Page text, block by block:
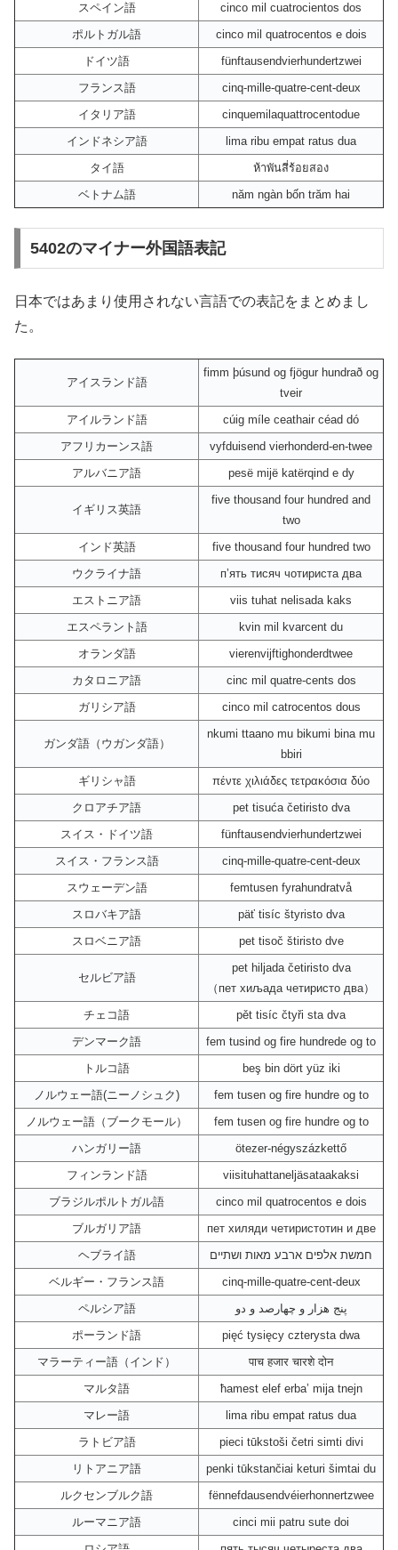
スペイン語
cinco mil cuatrocientos dos
ポルトガル語
cinco mil quatrocentos e dois
ドイツ語
fünftausendvierhundertzwei
フランス語
cinq-mille-quatre-cent-deux
イタリア語
cinquemilaquattrocentodue
インドネシア語
lima ribu empat ratus dua
タイ語
ห้าพันสี่ร้อยสอง
ベトナム語
năm ngàn bốn trăm hai
5402のマイナー外国語表記
日本ではあまり使用されない言語での表記をまとめまし
た。
アイスランド語
fimm þúsund og fjögur hundrað og
tveir
アイルランド語
cúig míle ceathair céad dó
アフリカーンス語
vyfduisend vierhonderd-en-twee
アルバニア語
pesë mijë katërqind e dy
イギリス英語
five thousand four hundred and
two
インド英語
five thousand four hundred two
ウクライナ語
пʼять тисяч чотириста два
エストニア語
viis tuhat nelisada kaks
エスペラント語
kvin mil kvarcent du
オランダ語
vierenvijftighonderdtwee
カタロニア語
cinc mil quatre-cents dos
ガリシア語
cinco mil catrocentos dous
ガンダ語（ウガンダ語）
nkumi ttaano mu bikumi bina mu
bbiri
ギリシャ語
πέντε χιλιάδες τετρακόσια δύο
クロアチア語
pet tisuća četiristo dva
スイス・ドイツ語
fünftausendvierhundertzwei
スイス・フランス語
cinq-mille-quatre-cent-deux
スウェーデン語
femtusen fyrahundratvå
スロバキア語
päť tisíc štyristo dva
スロベニア語
pet tisoč štiristo dve
セルビア語
pet hiljada četiristo dva
（пет хиљада четиристо два）
チェコ語
pět tisíc čtyři sta dva
デンマーク語
fem tusind og fire hundrede og to
トルコ語
beş bin dört yüz iki
ノルウェー語(ニーノシュク)
fem tusen og fire hundre og to
ノルウェー語（ブークモール）
fem tusen og fire hundre og to
ハンガリー語
ötezer-négyszázkettő
フィンランド語
viisituhattaneljäsataakaksi
ブラジルポルトガル語
cinco mil quatrocentos e dois
ブルガリア語
пет хиляди четиристотин и две
ヘブライ語
חמשת אלפים ארבע מאות ושתיים
ベルギー・フランス語
cinq-mille-quatre-cent-deux
ペルシア語
پنج هزار و چهارصد و دو
ポーランド語
pięć tysięcy czterysta dwa
マラーティー語（インド）
पाच हजार चारशे दोन
マルタ語
ħamest elef erba’ mija tnejn
マレー語
lima ribu empat ratus dua
ラトビア語
pieci tūkstoši četri simti divi
リトアニア語
penki tūkstančiai keturi šimtai du
ルクセンブルク語
fënnefdausendvéierhonnertzwee
ルーマニア語
cinci mii patru sute doi